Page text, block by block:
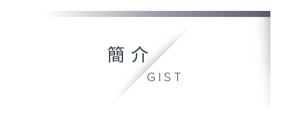
簡介
GIST